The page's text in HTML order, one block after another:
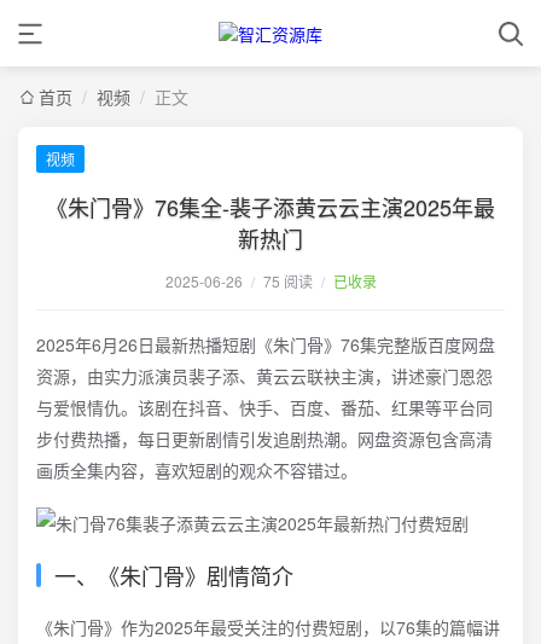
首页 / 视频 / 正文
视频
《朱门骨》76集全-裴子添黄云云主演2025年最
新热门
2025-06-26 / 75 阅读 / 已收录
2025年6月26日最新热播短剧《朱门骨》76集完整版百度网盘
资源，由实力派演员裴子添、黄云云联袂主演，讲述豪门恩怨
与爱恨情仇。该剧在抖音、快手、百度、番茄、红果等平台同
步付费热播，每日更新剧情引发追剧热潮。网盘资源包含高清
画质全集内容，喜欢短剧的观众不容错过。
一、《朱门骨》剧情简介
《朱门骨》作为2025年最受关注的付费短剧，以76集的篇幅讲